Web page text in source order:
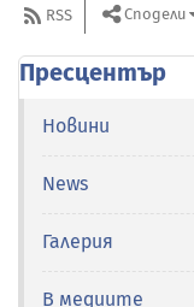
RSS Сподели
Пресцентър
Новини
News
Галерия
В медиите